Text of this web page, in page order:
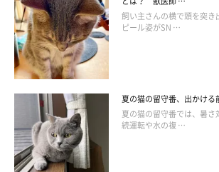
飼い主さんの横で頭を突き
ピール姿がSN …
夏の猫の留守番、出かけ
夏の猫の留守番では、暑
続運転や水の複 …